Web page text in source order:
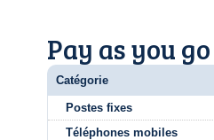
Pay as you
Catégorie
Postes fixes
Téléphones mobiles